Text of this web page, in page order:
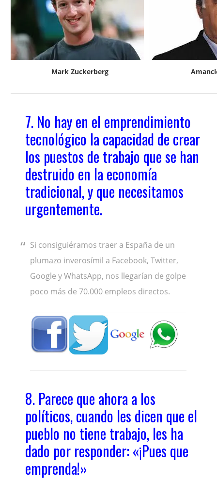
Mark Zuckerberg
7. No hay en el emprendimiento
tecnológico la capacidad de crear
los puestos de trabajo que se han
destruido en la economía
tradicional, y que necesitamos
urgentemente.
Si consiguiéramos traer a España de un
plumazo inverosímil a Facebook, Twitter,
Google y WhatsApp, nos llegarían de golpe
poco más de 70.000 empleos directos.
8. Parece que ahora a los
políticos, cuando les dicen que el
pueblo no tiene trabajo, les ha
dado por responder: «¡Pues que
emprenda!»